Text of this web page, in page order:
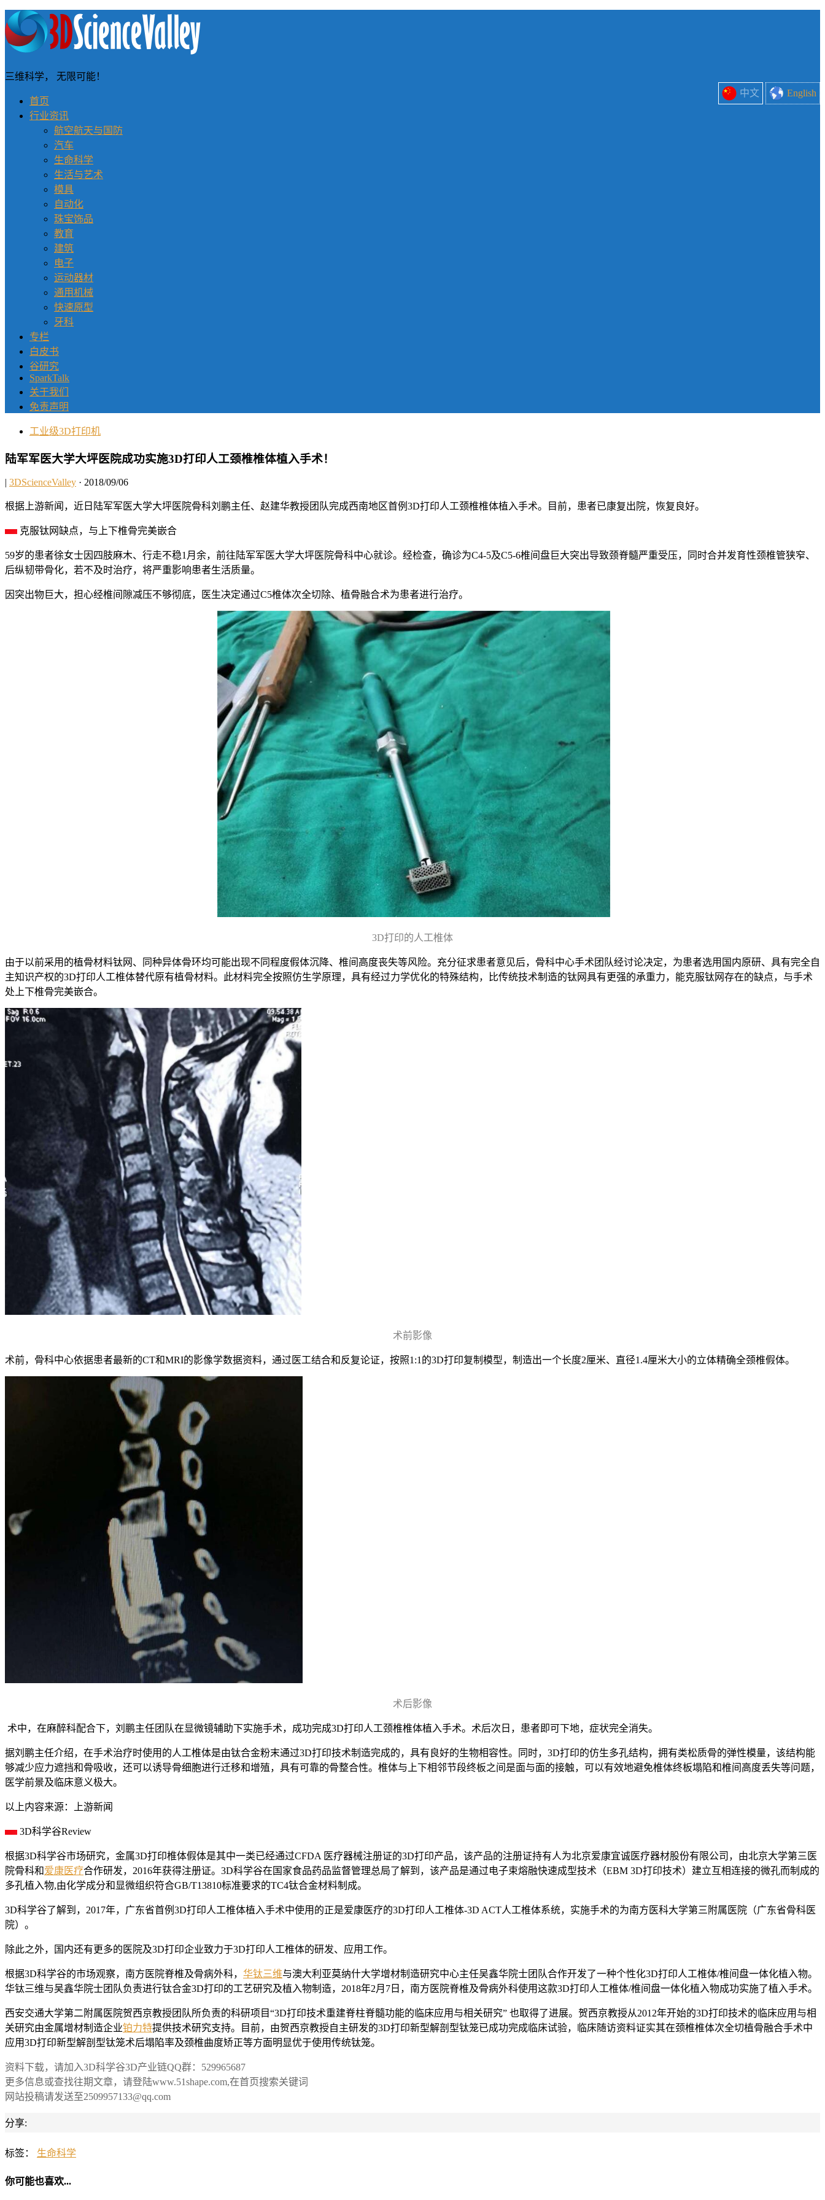
中文 English
三维科学， 无限可能！
首页
行业资讯
航空航天与国防
汽车
生命科学
生活与艺术
模具
自动化
珠宝饰品
教育
建筑
电子
运动器材
通用机械
快速原型
牙科
专栏
白皮书
谷研究
SparkTalk
关于我们
免责声明
工业级3D打印机
陆军军医大学大坪医院成功实施3D打印人工颈椎椎体植入手术！
| 3DScienceValley · 2018/09/06
根据上游新闻，近日陆军军医大学大坪医院骨科刘鹏主任、赵建华教授团队完成西南地区首例3D打印人工颈椎椎体植入手术。目前，患者已康复出院，恢复良好。
克服钛网缺点，与上下椎骨完美嵌合
59岁的患者徐女士因四肢麻木、行走不稳1月余，前往陆军军医大学大坪医院骨科中心就诊。经检查，确诊为C4-5及C5-6椎间盘巨大突出导致颈脊髓严重受压，同时合并发育性颈椎管狭窄、
后纵韧带骨化，若不及时治疗，将严重影响患者生活质量。
因突出物巨大，担心经椎间隙减压不够彻底，医生决定通过C5椎体次全切除、植骨融合术为患者进行治疗。
3D打印的人工椎体
由于以前采用的植骨材料钛网、同种异体骨环均可能出现不同程度假体沉降、椎间高度丧失等风险。充分征求患者意见后，骨科中心手术团队经讨论决定，为患者选用国内原研、具有完全自
主知识产权的3D打印人工椎体替代原有植骨材料。此材料完全按照仿生学原理，具有经过力学优化的特殊结构，比传统技术制造的钛网具有更强的承重力，能克服钛网存在的缺点，与手术
处上下椎骨完美嵌合。
术前影像
术前，骨科中心依据患者最新的CT和MRI的影像学数据资料，通过医工结合和反复论证，按照1:1的3D打印复制模型，制造出一个长度2厘米、直径1.4厘米大小的立体精确全颈椎假体。
术后影像
术中，在麻醉科配合下，刘鹏主任团队在显微镜辅助下实施手术，成功完成3D打印人工颈椎椎体植入手术。术后次日，患者即可下地，症状完全消失。
据刘鹏主任介绍，在手术治疗时使用的人工椎体是由钛合金粉末通过3D打印技术制造完成的，具有良好的生物相容性。同时，3D打印的仿生多孔结构，拥有类松质骨的弹性模量，该结构能
够减少应力遮挡和骨吸收，还可以诱导骨细胞进行迁移和增殖，具有可靠的骨整合性。椎体与上下相邻节段终板之间是面与面的接触，可以有效地避免椎体终板塌陷和椎间高度丢失等问题，
医学前景及临床意义极大。
以上内容来源：上游新闻
3D科学谷Review
根据3D科学谷市场研究，金属3D打印椎体假体是其中一类已经通过CFDA 医疗器械注册证的3D打印产品，该产品的注册证持有人为北京爱康宜诚医疗器材股份有限公司，由北京大学第三医
院骨科和爱康医疗合作研发，2016年获得注册证。3D科学谷在国家食品药品监督管理总局了解到，该产品是通过电子束熔融快速成型技术（EBM 3D打印技术）建立互相连接的微孔而制成的
多孔植入物,由化学成分和显微组织符合GB/T13810标准要求的TC4钛合金材料制成。
3D科学谷了解到，2017年，广东省首例3D打印人工椎体植入手术中使用的正是爱康医疗的3D打印人工椎体-3D ACT人工椎体系统，实施手术的为南方医科大学第三附属医院（广东省骨科医
院）。
除此之外，国内还有更多的医院及3D打印企业致力于3D打印人工椎体的研发、应用工作。
根据3D科学谷的市场观察，南方医院脊椎及骨病外科， 华钛三维与澳大利亚莫纳什大学增材制造研究中心主任吴鑫华院士团队合作开发了一种个性化3D打印人工椎体/椎间盘一体化植入物。
华钛三维与吴鑫华院士团队负责进行钛合金3D打印的工艺研究及植入物制造，2018年2月7日，南方医院脊椎及骨病外科使用这款3D打印人工椎体/椎间盘一体化植入物成功实施了植入手术。
西安交通大学第二附属医院贺西京教授团队所负责的科研项目“3D打印技术重建脊柱脊髓功能的临床应用与相关研究” 也取得了进展。贺西京教授从2012年开始的3D打印技术的临床应用与相
关研究由金属增材制造企业铂力特提供技术研究支持。目前，由贺西京教授自主研发的3D打印新型解剖型钛笼已成功完成临床试验，临床随访资料证实其在颈椎椎体次全切植骨融合手术中
应用3D打印新型解剖型钛笼术后塌陷率及颈椎曲度矫正等方面明显优于使用传统钛笼。
资料下载，请加入3D科学谷3D产业链QQ群：529965687
更多信息或查找往期文章，请登陆www.51shape.com,在首页搜索关键词
网站投稿请发送至2509957133@qq.com
分享:
标签： 生命科学
你可能也喜欢...